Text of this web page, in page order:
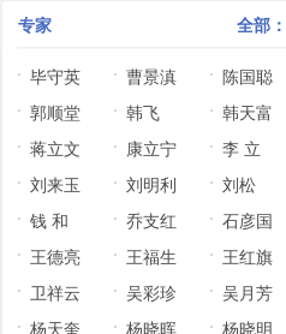
专家 全部：
毕守英
14/01/06
曹景滇
13/11/06
陈国聪
13/11/06
郭顺堂
14/01/06
韩飞
15/08/14
韩天富
14/01/06
蒋立文
13/11/06
康立宁
14/01/06
李 立
13/11/06
刘来玉
13/11/06
刘明利
13/11/06
刘松
13/08/27
钱 和
13/11/06
乔支红
13/11/06
石彦国
13/11/06
王德亮
13/11/06
王福生
13/11/06
王红旗
13/11/06
卫祥云
13/07/09
吴彩珍
13/11/06
吴月芳
13/10/25
杨天奎 杨晓晖 杨晓明